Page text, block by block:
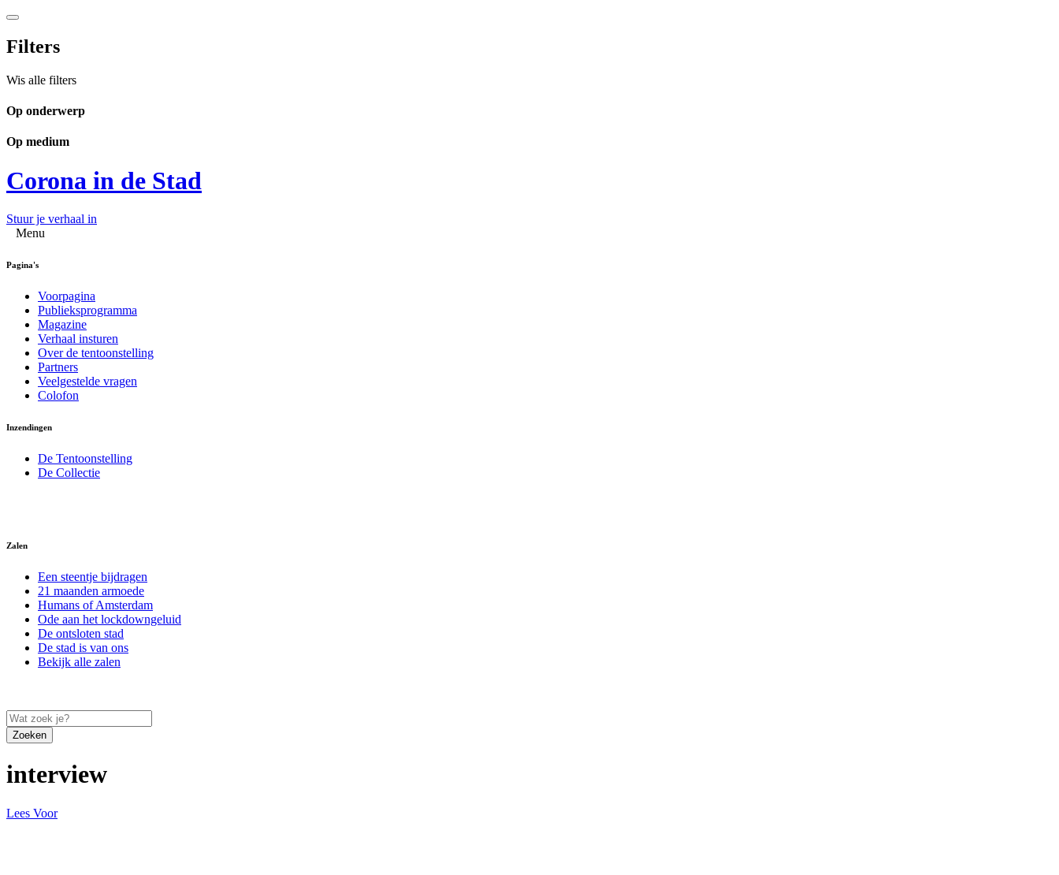
Filters
Wis alle filters
Op onderwerp
Op medium
Corona in de Stad
Stuur je verhaal in
Menu
Pagina's
Voorpagina
Publieksprogramma
Magazine
Verhaal insturen
Over de tentoonstelling
Partners
Veelgestelde vragen
Colofon
Inzendingen
De Tentoonstelling
De Collectie
Zalen
Een steentje bijdragen
21 maanden armoede
Humans of Amsterdam
Ode aan het lockdowngeluid
De ontsloten stad
De stad is van ons
Bekijk alle zalen
Zoeken
interview
Lees Voor